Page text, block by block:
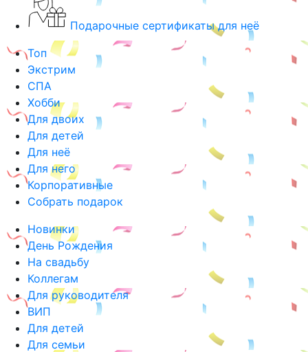
Подарочные сертификаты для неё
Топ
Экстрим
СПА
Хобби
Для двоих
Для детей
Для неё
Для него
Корпоративные
Собрать подарок
Новинки
День Рождения
На свадьбу
Коллегам
Для руководителя
ВИП
Для детей
Для семьи